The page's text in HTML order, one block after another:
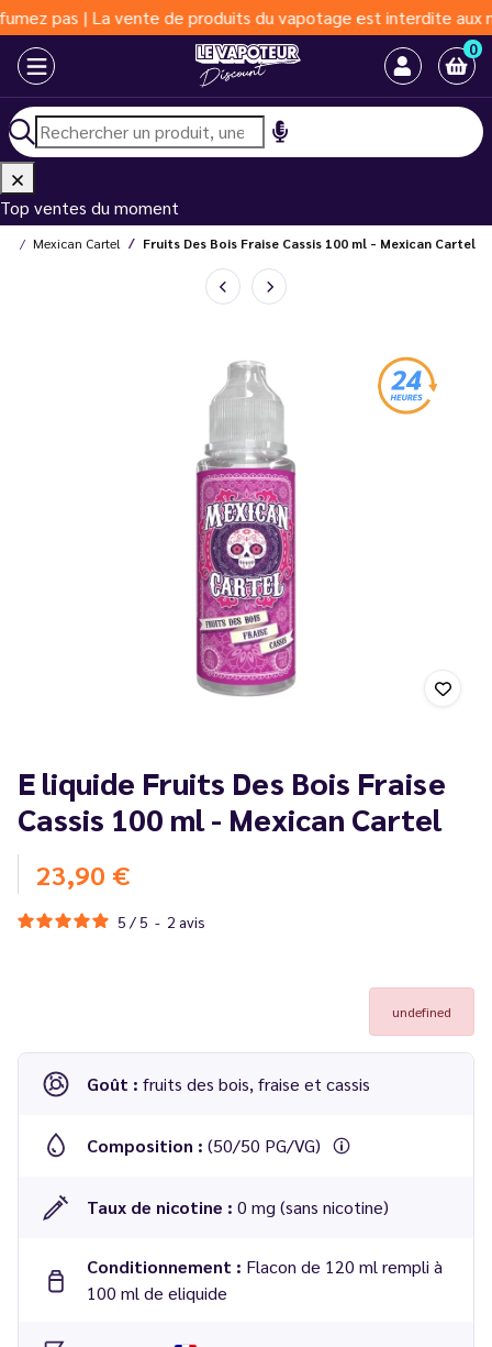
| La vente de produits du vapotage est interdite aux moins
0
Top ventes du moment
Mexican Cartel Fruits Des Bois Fraise Cassis 100 ml - Mexican Cartel
E liquide Fruits Des Bois Fraise
Cassis 100 ml - Mexican Cartel
23,90 €
5 / 5 - 2 avis
undefined
Goût : fruits des bois, fraise et cassis
Composition : (50/50 PG/VG)
Taux de nicotine : 0 mg (sans nicotine)
Conditionnement : Flacon de 120 ml rempli à
100 ml de eliquide